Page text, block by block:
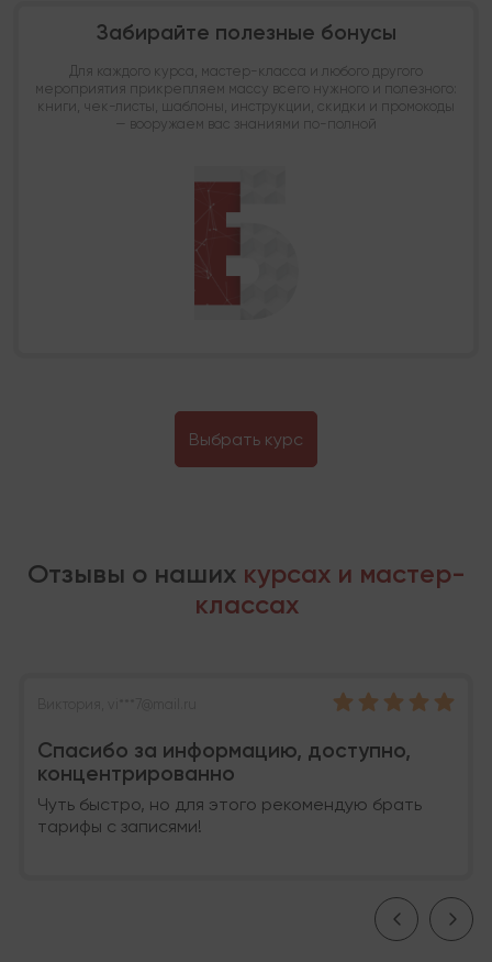
Забирайте полезные бонусы
Для каждого курса, мастер-класса и любого другого
мероприятия прикрепляем массу всего нужного и полезного:
книги, чек-листы, шаблоны, инструкции, скидки и промокоды
— вооружаем вас знаниями по-полной
Выбрать курс
Отзывы о наших курсах и мастер-
классах
Спасибо за информацию, доступно,
концентрированно
Чуть быстро, но для этого рекомендую брать
тарифы с записями!